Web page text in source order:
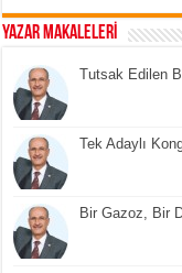
YAZAR MAKALELERİ
Tutsak Edilen
Tek Adaylı
Bir Gazoz, Bir